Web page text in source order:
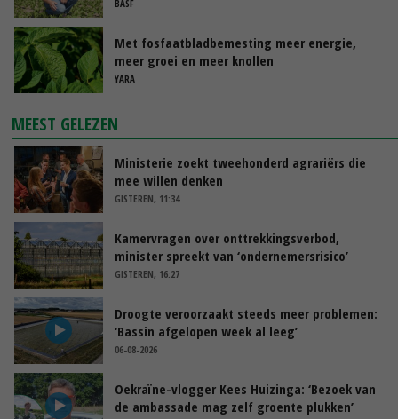
BASF
Met fosfaatbladbemesting meer energie,
meer groei en meer knollen
YARA
MEEST GELEZEN
Ministerie zoekt tweehonderd agrariërs die
mee willen denken
GISTEREN, 11:34
Kamervragen over onttrekkingsverbod,
minister spreekt van ‘ondernemersrisico’
GISTEREN, 16:27
Droogte veroorzaakt steeds meer problemen:
‘Bassin afgelopen week al leeg’
06-08-2026
Oekraïne-vlogger Kees Huizinga: ‘Bezoek van
de ambassade mag zelf groente plukken’